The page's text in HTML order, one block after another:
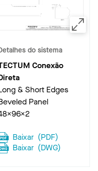
do sistema
Conexão
& Short Edges
Panel
Baixar (PDF)
Baixar (DWG)